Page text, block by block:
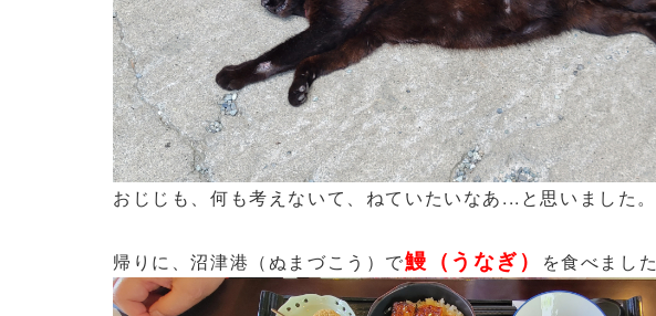
おじじも、何も考えないて、ねていたいなあ...と思いました。
帰りに、沼津港（ぬまづこう）で鰻（うなぎ） を食べました